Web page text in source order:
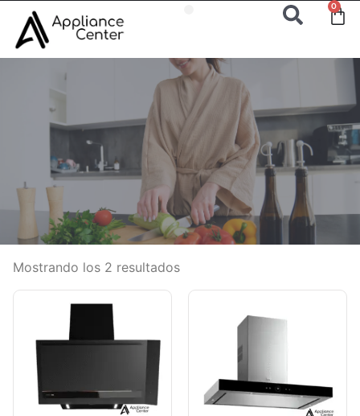
0
Mostrando los 2 resultados